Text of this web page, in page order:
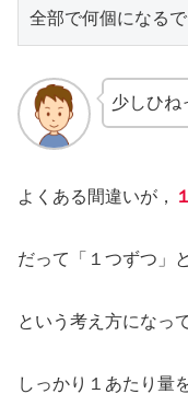
全部で何個になるで
少しひね
よくある間違いが，
だって「１つずつ」
という考え方になっ
しっかり１あたり量